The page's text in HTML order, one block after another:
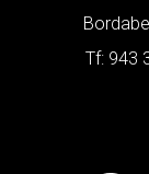
Tf: 943